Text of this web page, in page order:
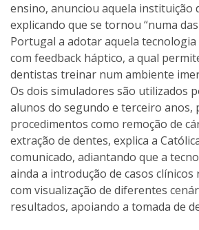
ensino, anunciou aquela instituição
explicando que se tornou “numa
Portugal a adotar aquela
com feedback háptico, a qual
dentistas treinar num ambiente
Os dois simuladores são utilizados
alunos do segundo e terceiro
procedimentos como remoção de
extração de dentes, explica a
comunicado, adiantando que a
ainda a introdução de casos clínicos
com visualização de diferentes
resultados, apoiando a tomada de